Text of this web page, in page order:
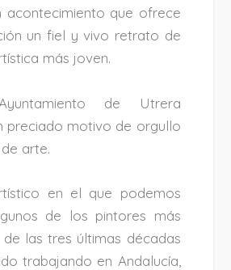
acontecimiento que ofrece
un fiel y vivo retrato de
más joven.
de Utrera
preciado motivo de orgullo
arte.
en el que podemos
de los pintores más
de las tres últimas décadas
trabajando en Andalucía,